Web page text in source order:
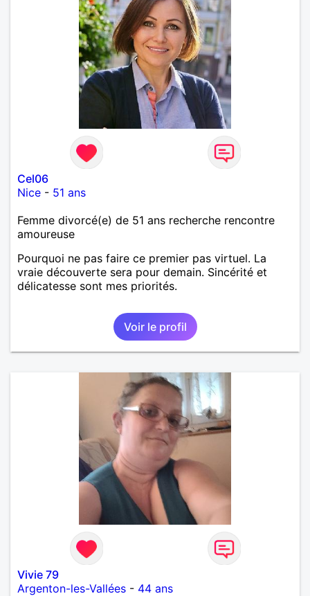
Cel06
Nice - 51 ans
Femme divorcé(e) de 51 ans recherche rencontre
amoureuse
Pourquoi ne pas faire ce premier pas virtuel. La
vraie découverte sera pour demain. Sincérité et
délicatesse sont mes priorités.
Voir le profil
Vivie 79
Argenton-les-Vallées - 44 ans